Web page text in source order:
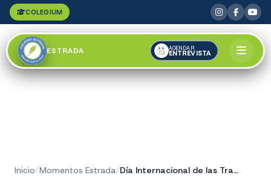
COLEGIUM
ESTRADA AGENDAR
ENTREVISTA
Inicio/Momentos Estrada/ Día Internacional de las Trabajadores